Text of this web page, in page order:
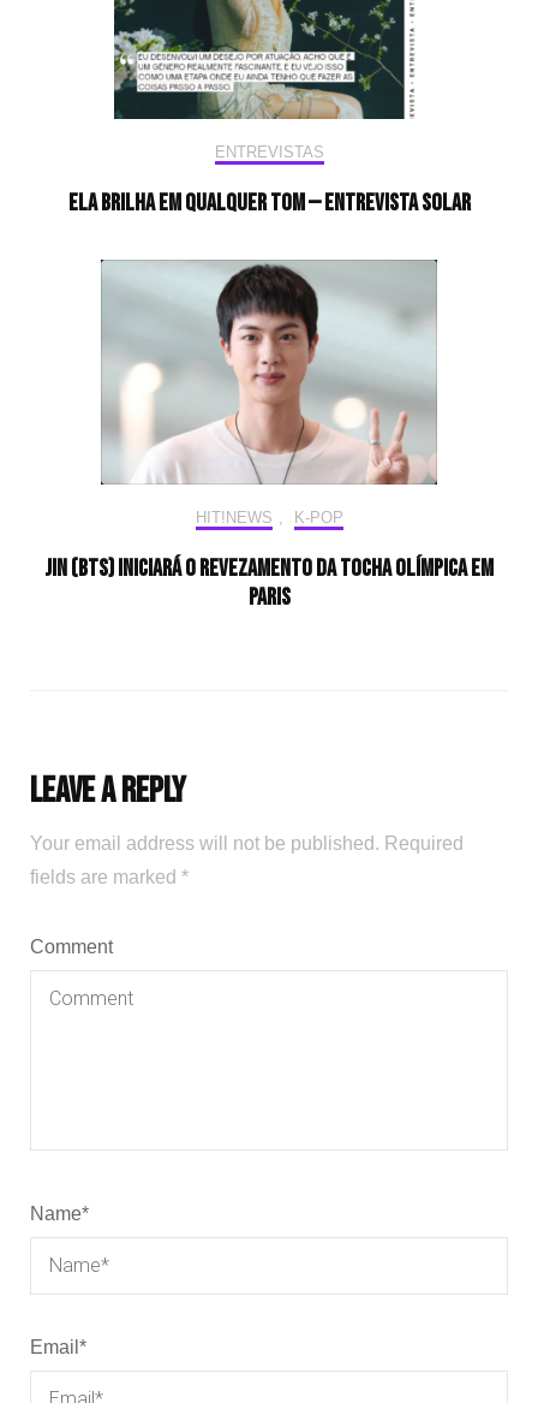
ENTREVISTAS
Ela brilha em qualquer tom — Entrevista Solar
HIT!NEWS , K-POP
Jin (BTS) iniciará o revezamento da tocha olímpica em
Paris
Leave a Reply
Your email address will not be published. Required
fields are marked *
Comment
Name*
Email *